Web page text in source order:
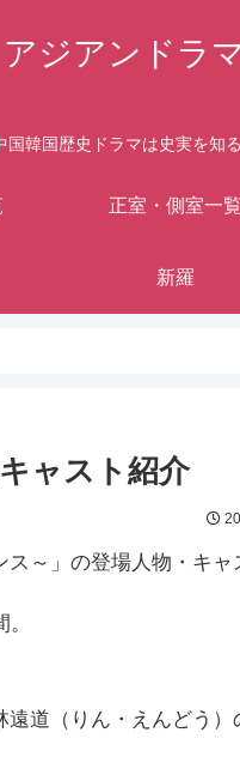
アジアンドラ
国韓国歴史ドラマは史実を知
正室・側室一覧
新羅
ャスト紹介
～」の登場人物・キャ
道（りん・えんどう